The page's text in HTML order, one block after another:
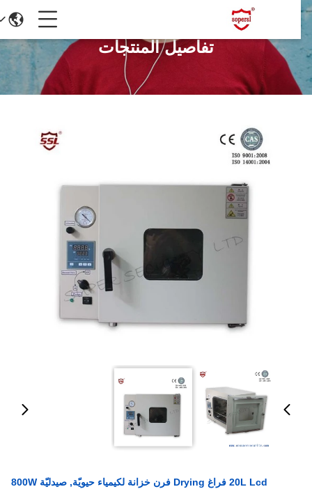
تفاصيل المنتجات
20L Lcd فراغ Drying فرن خزانة لكيمياء حيويّة, صيدليّة 800W